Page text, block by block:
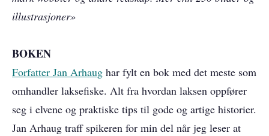
illustrasjoner»
BOKEN
Forfatter Jan Arhaug har fylt en bok med det meste som
omhandler laksefiske. Alt fra hvordan laksen oppfører
seg i elvene og praktiske tips til gode og artige historier.
Jan Arhaug traff spikeren for min del når jeg leser at